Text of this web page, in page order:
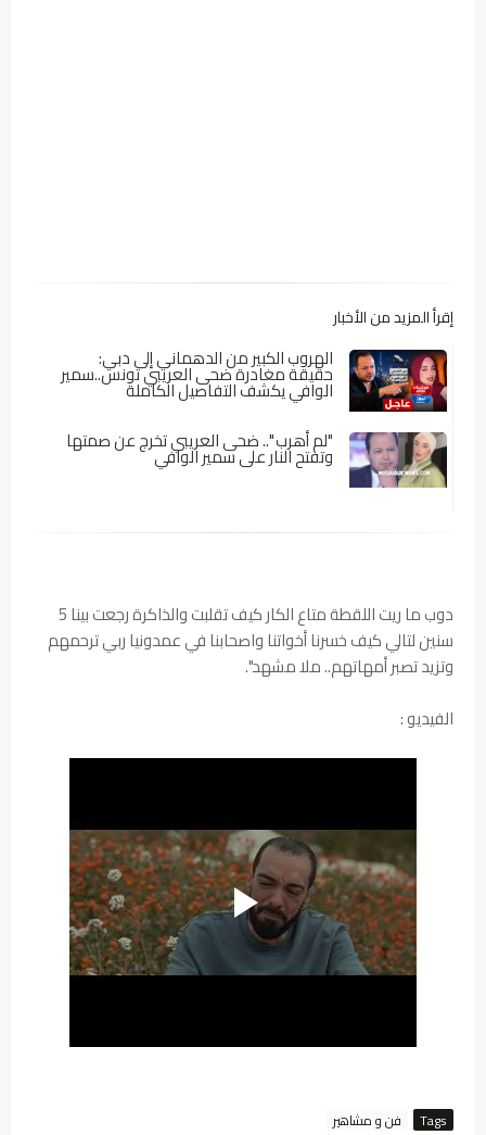
إقرأ المزيد من الأخبار
الهروب الكبير من الدهماني إلى دبي:
حقيقة مغادرة ضحى العريبي تونس..سمير
الوافي يكشف التفاصيل الكاملة
"لم أهرب ".. ضحى العريبي تخرج عن صمتها
وتفتح النار على سمير الوافي
دوب ما ريت اللقطة متاع الكار كيف تقلبت والذاكرة رجعت بينا 5
سنين لتالي كيف خسرنا أخواتنا واصحابنا في عمدونيا ربي ترحمهم
وتزيد تصبر أمهاتهم.. ملا مشهد".
الفيديو :
Tags فن و مشاهير